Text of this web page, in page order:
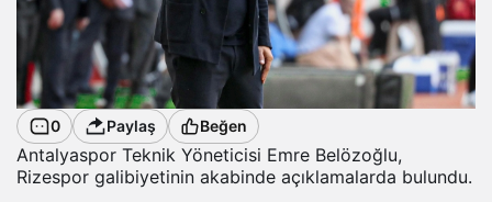
0 Paylaş Beğen
Antalyaspor Teknik Yöneticisi Emre Belözoğlu,
Rizespor galibiyetinin akabinde açıklamalarda bulundu.